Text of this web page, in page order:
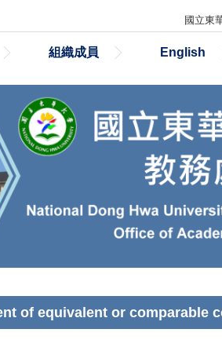
國立東
組織成員 English
of equivalent or comparable